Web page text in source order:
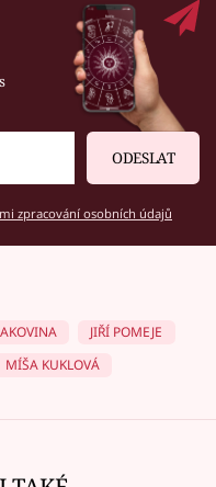
ODESLAT
zpracování osobních údajů
JIŘÍ POMEJE
MÍŠA KUKLOVÁ